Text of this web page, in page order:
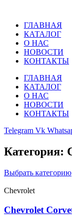
содержимому
ГЛАВНАЯ
КАТАЛОГ
О НАС
НОВОСТИ
КОНТАКТЫ
ГЛАВНАЯ
КАТАЛОГ
О НАС
НОВОСТИ
КОНТАКТЫ
Telegram Vk
Категория:
Выбрать категорию
Chevrolet
Chevrolet